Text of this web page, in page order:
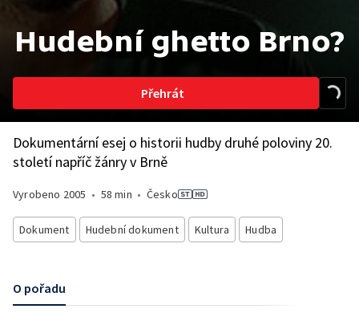
Hudební ghetto Brno?
Přehrát
Dokumentární esej o historii hudby druhé poloviny 20.
století napříč žánry v Brně
Vyrobeno 2005 • 58 min • Česko
Dokument Hudební dokument Kultura Hudba
O pořadu